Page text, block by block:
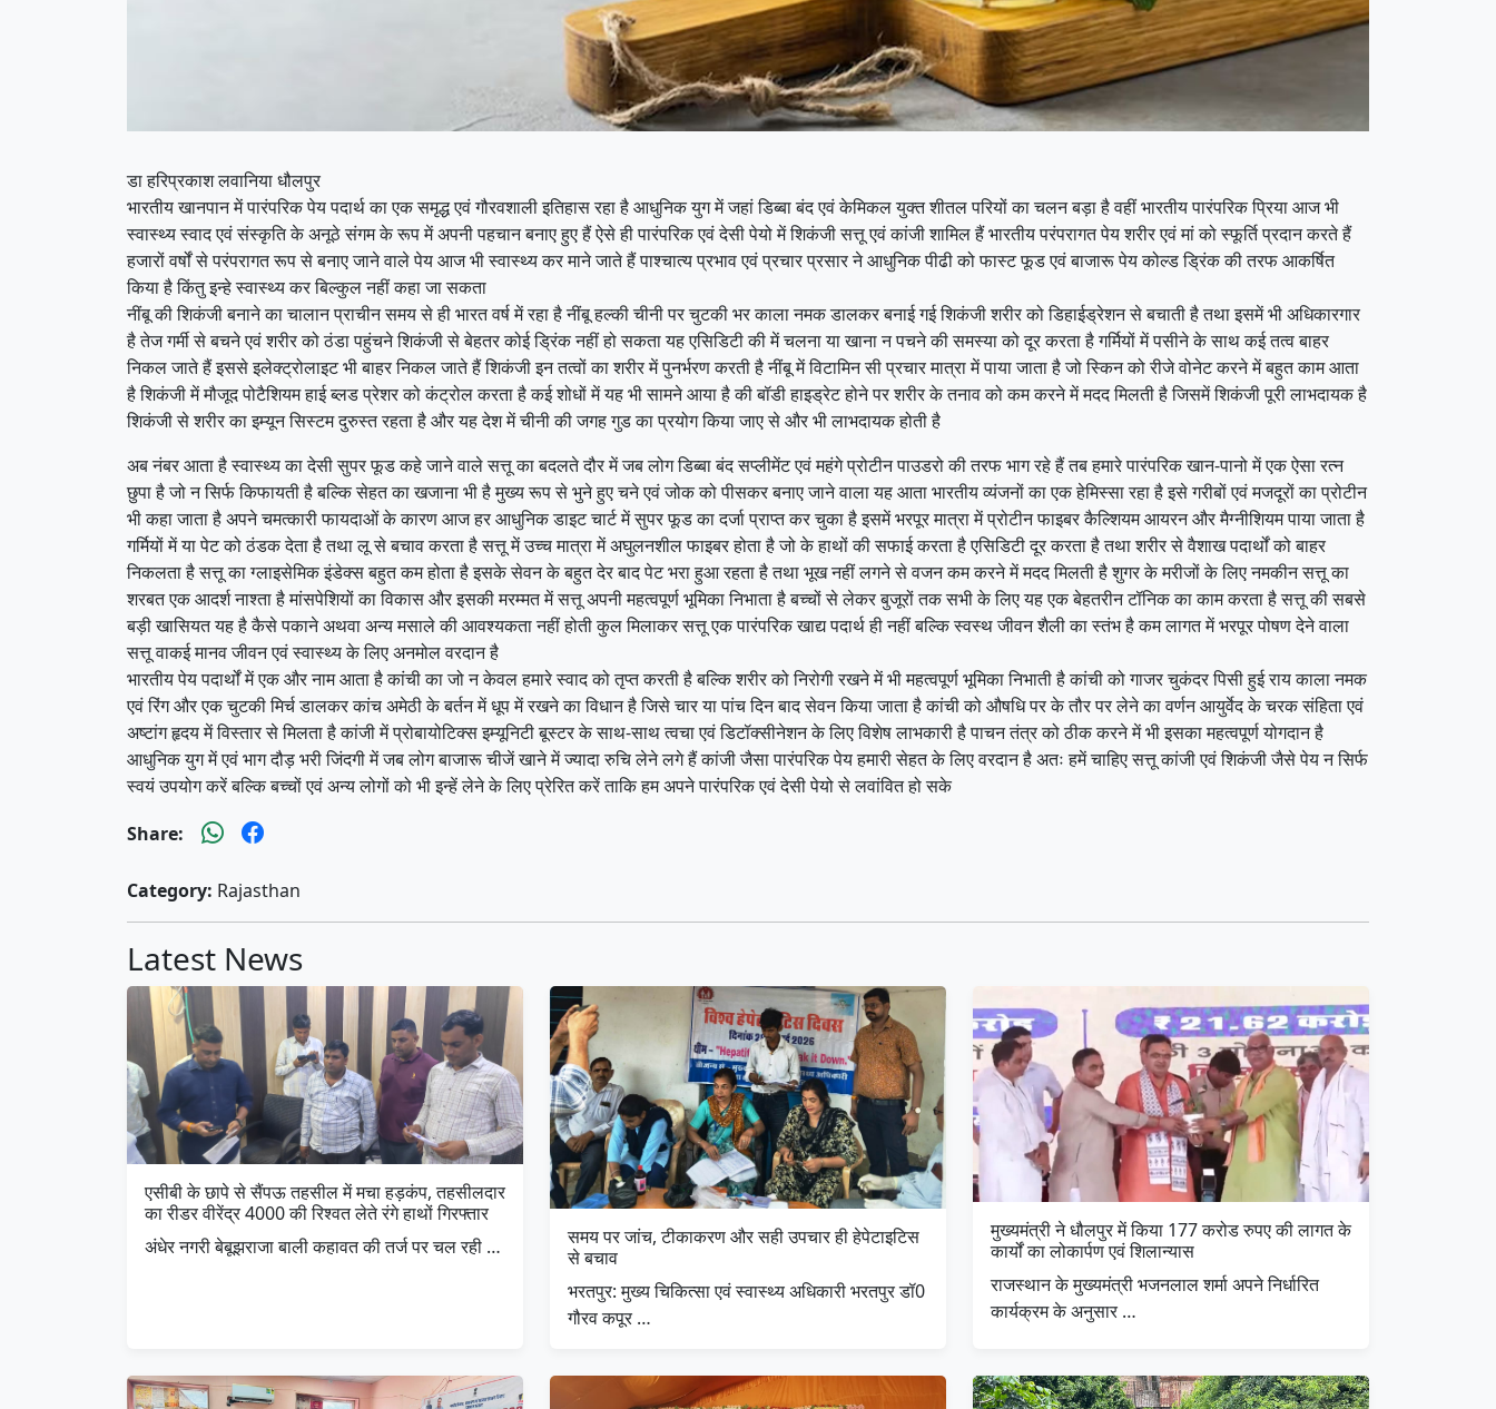
डा हरिप्रकाश लवानिया धौलपुर
भारतीय खानपान में पारंपरिक पेय पदार्थ का एक समृद्ध एवं गौरवशाली इतिहास रहा है आधुनिक युग में जहां डिब्बा बंद एवं केमिकल युक्त शीतल परियों का चलन बड़ा है वहीं भारतीय पारंपरिक प्रिया आज भी
स्वास्थ्य स्वाद एवं संस्कृति के अनूठे संगम के रूप में अपनी पहचान बनाए हुए हैं ऐसे ही पारंपरिक एवं देसी पेयो में शिकंजी सत्तू एवं कांजी शामिल हैं भारतीय परंपरागत पेय शरीर एवं मां को स्फूर्ति प्रदान करते हैं
हजारों वर्षों से परंपरागत रूप से बनाए जाने वाले पेय आज भी स्वास्थ्य कर माने जाते हैं पाश्चात्य प्रभाव एवं प्रचार प्रसार ने आधुनिक पीढी को फास्ट फूड एवं बाजारू पेय कोल्ड ड्रिंक की तरफ आकर्षित
किया है किंतु इन्हे स्वास्थ्य कर बिल्कुल नहीं कहा जा सकता
नींबू की शिकंजी बनाने का चालान प्राचीन समय से ही भारत वर्ष में रहा है नींबू हल्की चीनी पर चुटकी भर काला नमक डालकर बनाई गई शिकंजी शरीर को डिहाईड्रेशन से बचाती है तथा इसमें भी अधिकारगार
है तेज गर्मी से बचने एवं शरीर को ठंडा पहुंचने शिकंजी से बेहतर कोई ड्रिंक नहीं हो सकता यह एसिडिटी की में चलना या खाना न पचने की समस्या को दूर करता है गर्मियों में पसीने के साथ कई तत्व बाहर
निकल जाते हैं इससे इलेक्ट्रोलाइट भी बाहर निकल जाते हैं शिकंजी इन तत्वों का शरीर में पुनर्भरण करती है नींबू में विटामिन सी प्रचार मात्रा में पाया जाता है जो स्किन को रीजे वोनेट करने में बहुत काम आता
है शिकंजी में मौजूद पोटैशियम हाई ब्लड प्रेशर को कंट्रोल करता है कई शोधों में यह भी सामने आया है की बॉडी हाइड्रेट होने पर शरीर के तनाव को कम करने में मदद मिलती है जिसमें शिकंजी पूरी लाभदायक है
शिकंजी से शरीर का इम्यून सिस्टम दुरुस्त रहता है और यह देश में चीनी की जगह गुड का प्रयोग किया जाए से और भी लाभदायक होती है
अब नंबर आता है स्वास्थ्य का देसी सुपर फूड कहे जाने वाले सत्तू का बदलते दौर में जब लोग डिब्बा बंद सप्लीमेंट एवं महंगे प्रोटीन पाउडरो की तरफ भाग रहे हैं तब हमारे पारंपरिक खान-पानो में एक ऐसा रत्न
छुपा है जो न सिर्फ किफायती है बल्कि सेहत का खजाना भी है मुख्य रूप से भुने हुए चने एवं जोक को पीसकर बनाए जाने वाला यह आता भारतीय व्यंजनों का एक हेमिस्सा रहा है इसे गरीबों एवं मजदूरों का प्रोटीन
भी कहा जाता है अपने चमत्कारी फायदाओं के कारण आज हर आधुनिक डाइट चार्ट में सुपर फूड का दर्जा प्राप्त कर चुका है इसमें भरपूर मात्रा में प्रोटीन फाइबर कैल्शियम आयरन और मैग्नीशियम पाया जाता है
गर्मियों में या पेट को ठंडक देता है तथा लू से बचाव करता है सत्तू में उच्च मात्रा में अघुलनशील फाइबर होता है जो के हाथों की सफाई करता है एसिडिटी दूर करता है तथा शरीर से वैशाख पदार्थों को बाहर
निकलता है सत्तू का ग्लाइसेमिक इंडेक्स बहुत कम होता है इसके सेवन के बहुत देर बाद पेट भरा हुआ रहता है तथा भूख नहीं लगने से वजन कम करने में मदद मिलती है शुगर के मरीजों के लिए नमकीन सत्तू का
शरबत एक आदर्श नाश्ता है मांसपेशियों का विकास और इसकी मरम्मत में सत्तू अपनी महत्वपूर्ण भूमिका निभाता है बच्चों से लेकर बुजूरों तक सभी के लिए यह एक बेहतरीन टॉनिक का काम करता है सत्तू की सबसे
बड़ी खासियत यह है कैसे पकाने अथवा अन्य मसाले की आवश्यकता नहीं होती कुल मिलाकर सत्तू एक पारंपरिक खाद्य पदार्थ ही नहीं बल्कि स्वस्थ जीवन शैली का स्तंभ है कम लागत में भरपूर पोषण देने वाला
सत्तू वाकई मानव जीवन एवं स्वास्थ्य के लिए अनमोल वरदान है
भारतीय पेय पदार्थों में एक और नाम आता है कांची का जो न केवल हमारे स्वाद को तृप्त करती है बल्कि शरीर को निरोगी रखने में भी महत्वपूर्ण भूमिका निभाती है कांची को गाजर चुकंदर पिसी हुई राय काला नमक
एवं रिंग और एक चुटकी मिर्च डालकर कांच अमेठी के बर्तन में धूप में रखने का विधान है जिसे चार या पांच दिन बाद सेवन किया जाता है कांची को औषधि पर के तौर पर लेने का वर्णन आयुर्वेद के चरक संहिता एवं
अष्टांग हृदय में विस्तार से मिलता है कांजी में प्रोबायोटिक्स इम्यूनिटी बूस्टर के साथ-साथ त्वचा एवं डिटॉक्सीनेशन के लिए विशेष लाभकारी है पाचन तंत्र को ठीक करने में भी इसका महत्वपूर्ण योगदान है
आधुनिक युग में एवं भाग दौड़ भरी जिंदगी में जब लोग बाजारू चीजें खाने में ज्यादा रुचि लेने लगे हैं कांजी जैसा पारंपरिक पेय हमारी सेहत के लिए वरदान है अतः हमें चाहिए सत्तू कांजी एवं शिकंजी जैसे पेय न सिर्फ
स्वयं उपयोग करें बल्कि बच्चों एवं अन्य लोगों को भी इन्हें लेने के लिए प्रेरित करें ताकि हम अपने पारंपरिक एवं देसी पेयो से लवांवित हो सके
Share:
Category: Rajasthan
Latest News
एसीबी के छापे से सैंपऊ तहसील में मचा हड़कंप, तहसीलदार
का रीडर वीरेंद्र 4000 की रिश्वत लेते रंगे हाथों गिरफ्तार
अंधेर नगरी बेबूझराजा बाली कहावत की तर्ज पर चल रही …
समय पर जांच, टीकाकरण और सही उपचार ही हेपेटाइटिस
से बचाव
भरतपुर: मुख्य चिकित्सा एवं स्वास्थ्य अधिकारी भरतपुर डॉ0
गौरव कपूर …
मुख्यमंत्री ने धौलपुर में किया 177 करोड रुपए की लागत के
कार्यों का लोकार्पण एवं शिलान्यास
राजस्थान के मुख्यमंत्री भजनलाल शर्मा अपने निर्धारित
कार्यक्रम के अनुसार …